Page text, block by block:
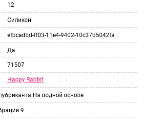
12
Силикон
efbcadbd-ff03-11e4-9402-10c37b5042fa
Да
71507
Happy Rabbit
На водной основе
9